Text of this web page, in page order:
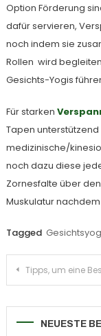
Option Förderung
dafür servieren,
noch indem sie
Rollen wird
Gesichts-Yogis
Für starken
Tapen
medizinische/
noch dazu diese
Zornesfalte über
Muskulatur
Tagged
Post
Tipps, um eine Bestattung
NEUESTE